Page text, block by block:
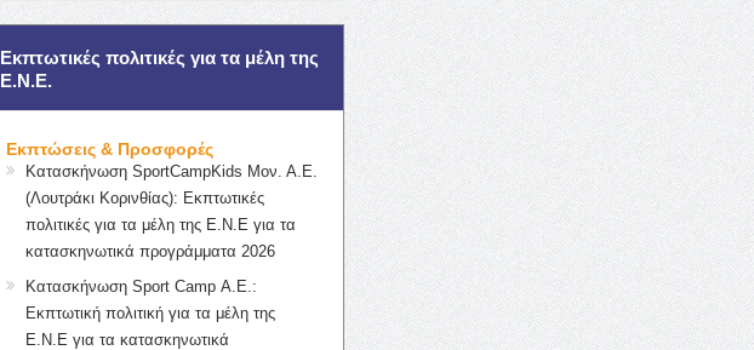
Εκπτωτικές πολιτικές για τα μέλη της
Ε.Ν.Ε.
Εκπτώσεις & Προσφορές
Κατασκήνωση SportCampKids Μον. Α.Ε.
(Λουτράκι Κορινθίας): Εκπτωτικές
πολιτικές για τα μέλη της Ε.Ν.Ε για τα
κατασκηνωτικά προγράμματα 2026
Κατασκήνωση Sport Camp Α.Ε.:
Εκπτωτική πολιτική για τα μέλη της
Ε.Ν.Ε για τα κατασκηνωτικά